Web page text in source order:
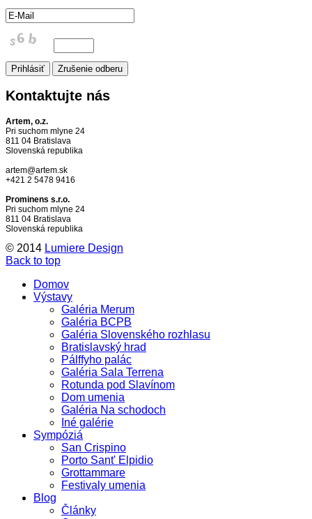
Kontaktujte nás
Artem, o.z.
Pri suchom mlyne 24
811 04 Bratislava
Slovenská republika
artem@artem.sk
+421 2 5478 9416
Prominens s.r.o.
Pri suchom mlyne 24
811 04 Bratislava
Slovenská republika
© 2014 Lumiere Design
Back to top
Domov
Výstavy
Galéria Merum
Galéria BCPB
Galéria Slovenského rozhlasu
Bratislavský hrad
Pálffyho palác
Galéria Sala Terrena
Rotunda pod Slavínom
Dom umenia
Galéria Na schodoch
Iné galérie
Sympóziá
San Crispino
Porto Sant' Elpidio
Grottammare
Festivaly umenia
Blog
Články